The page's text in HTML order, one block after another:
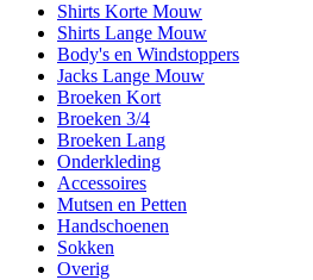
Shirts Korte Mouw
Shirts Lange Mouw
Body's en Windstoppers
Jacks Lange Mouw
Broeken Kort
Broeken 3/4
Broeken Lang
Onderkleding
Accessoires
Mutsen en Petten
Handschoenen
Sokken
Overig